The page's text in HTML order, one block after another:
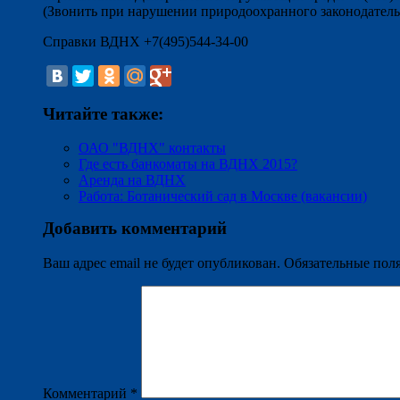
(Звонить при нарушении природоохранного
Справки ВДНХ +7(495)544-34-00
Читайте также:
ОАО "ВДНХ" контакты
Где есть банкоматы на ВДНХ 2015?
Аренда на ВДНХ
Работа: Ботанический сад в Москве (вакансии)
Добавить комментарий
Ваш адрес email не будет опубликован. Обязательные
Комментарий *